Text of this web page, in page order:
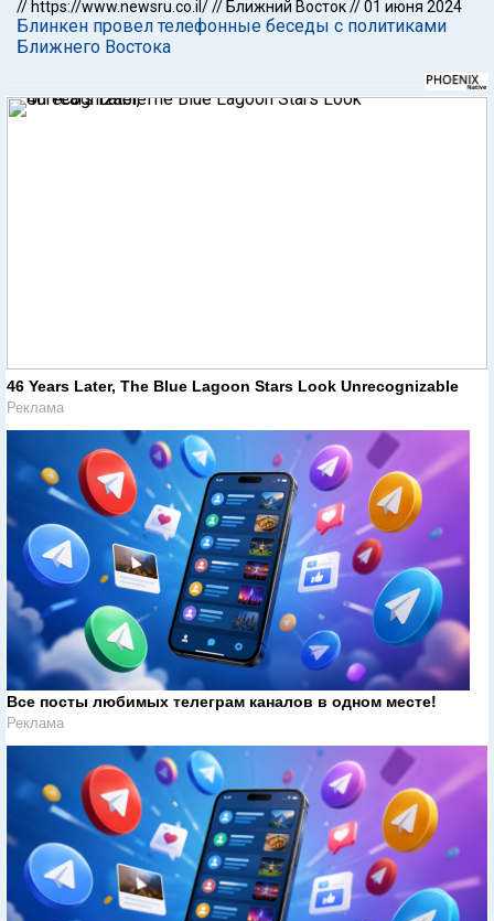
// https://www.newsru.co.il/// Ближний Восток//01 июня 2024
Блинкен провел телефонные беседы с политиками
Ближнего Востока
46 Years Later, The Blue Lagoon Stars Look Unrecognizable
Реклама
Все посты любимых телеграм каналов в одном месте!
Реклама